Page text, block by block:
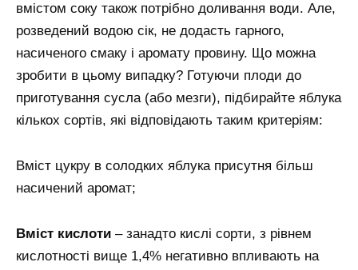
вмістом соку також потрібно доливання води. Але,
розведений водою сік, не додасть гарного,
насиченого смаку і аромату провину. Що можна
зробити в цьому випадку? Готуючи плоди до
приготування сусла (або мезги), підбирайте яблука
кількох сортів, які відповідають таким критеріям:
Вміст цукру в солодких яблука присутня більш
насичений аромат;
Вміст кислоти – занадто кислі сорти, з рівнем
кислотності вище 1,4% негативно впливають на